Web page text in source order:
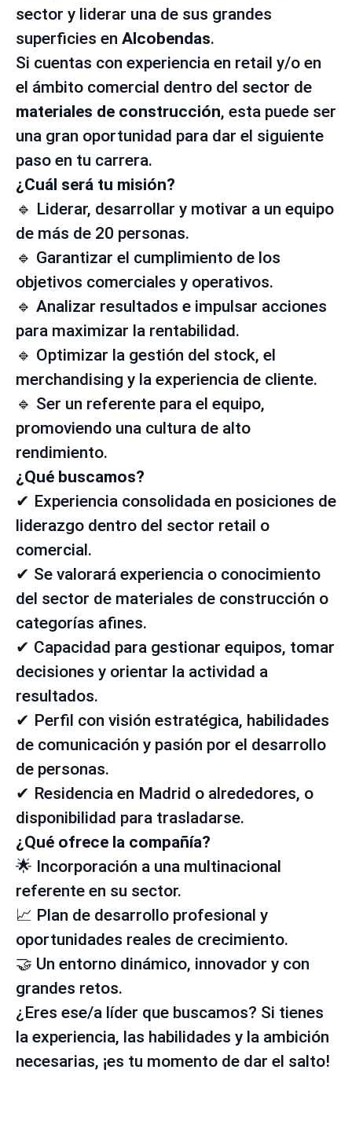
sector y liderar una de sus grandes
superficies en Alcobendas.
Si cuentas con experiencia en retail y/o en
el ámbito comercial dentro del sector de
materiales de construcción, esta puede ser
una gran oportunidad para dar el siguiente
paso en tu carrera.
¿Cuál será tu misión?
🔹 Liderar, desarrollar y motivar a un equipo
de más de 20 personas.
🔹 Garantizar el cumplimiento de los
objetivos comerciales y operativos.
🔹 Analizar resultados e impulsar acciones
para maximizar la rentabilidad.
🔹 Optimizar la gestión del stock, el
merchandising y la experiencia de cliente.
🔹 Ser un referente para el equipo,
promoviendo una cultura de alto
rendimiento.
¿Qué buscamos?
✔ Experiencia consolidada en posiciones de
liderazgo dentro del sector retail o
comercial.
✔ Se valorará experiencia o conocimiento
del sector de materiales de construcción o
categorías afines.
✔ Capacidad para gestionar equipos, tomar
decisiones y orientar la actividad a
resultados.
✔ Perfil con visión estratégica, habilidades
de comunicación y pasión por el desarrollo
de personas.
✔ Residencia en Madrid o alrededores, o
disponibilidad para trasladarse.
¿Qué ofrece la compañía?
🌟 Incorporación a una multinacional
referente en su sector.
📈 Plan de desarrollo profesional y
oportunidades reales de crecimiento.
🤝 Un entorno dinámico, innovador y con
grandes retos.
¿Eres ese/a líder que buscamos? Si tienes
la experiencia, las habilidades y la ambición
necesarias, ¡es tu momento de dar el salto!